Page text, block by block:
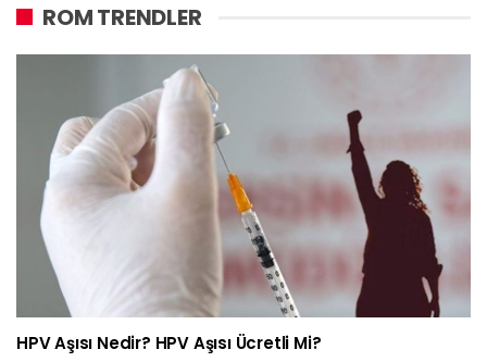
ROM TRENDLER
HPV Aşısı Nedir? HPV Aşısı Ücretli Mi?